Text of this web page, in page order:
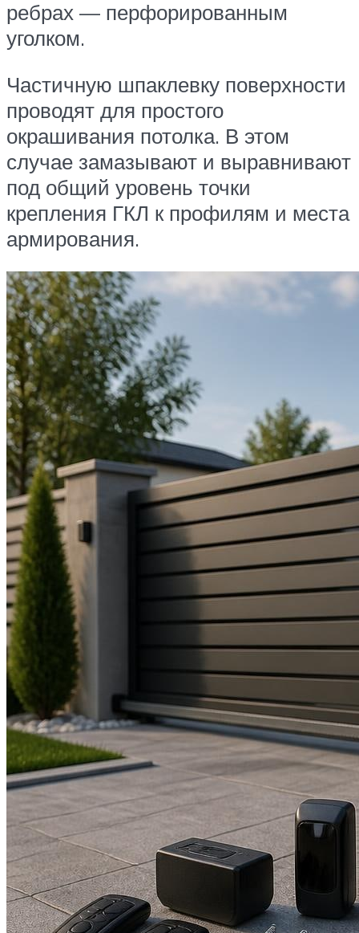
ребрах — перфорированным
уголком.
Частичную шпаклевку поверхности
проводят для простого
окрашивания потолка. В этом
случае замазывают и выравнивают
под общий уровень точки
крепления ГКЛ к профилям и места
армирования.